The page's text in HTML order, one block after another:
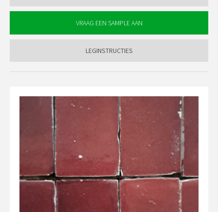
LEGINSTRUCTIES